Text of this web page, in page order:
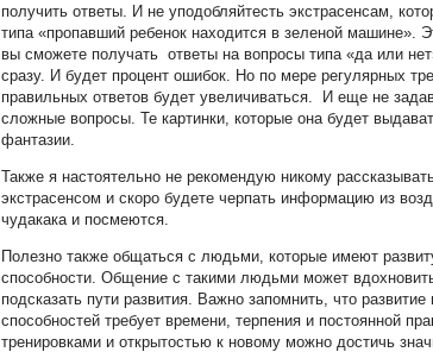
получить ответы. И не уподобляйтесть экстрасенсам,
типа «пропавший ребенок находится в зеленой машине».
вы сможете получать ответы на вопросы типа «да или
сразу. И будет процент ошибок. Но по мере регулярных
правильных ответов будет увеличиваться. И еще не
сложные вопросы. Те картинки, которые она будет
фантазии.
Также я настоятельно не рекомендую никому
экстрасенсом и скоро будете черпать информацию из
чудакака и посмеются.
Полезно также общаться с людьми, которые имеют
способности. Общение с такими людьми может
подсказать пути развития. Важно запомнить, что
способностей требует времени, терпения и постоянной
тренировками и открытостью к новому можно достичь